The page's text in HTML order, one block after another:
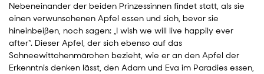
Nebeneinander der beiden Prinzessinnen findet statt, als sie
einen verwunschenen Apfel essen und sich, bevor sie
hineinbeißen, noch sagen: „I wish we will live happily ever
after“. Dieser Apfel, der sich ebenso auf das
Schneewittchenmärchen bezieht, wie er an den Apfel der
Erkenntnis denken lässt, den Adam und Eva im Paradies essen,